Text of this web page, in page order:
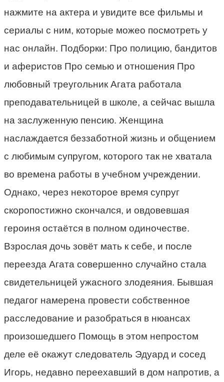
нажмите на актера и увидите все фильмы и
сериалы с ним, которые можео посмотреть у
нас онлайн. Подборки: Про полицию, бандитов
и аферистов Про семью и отношения Про
любовный треугольник Агата работала
преподавательницей в школе, а сейчас вышла
на заслуженную пенсию. Женщина
наслаждается беззаботной жизнь и общением
с любимым супругом, которого так не хватала
во времена работы в учебном учреждении.
Однако, через некоторое время супруг
скоропостижно скончался, и овдовевшая
героиня остаётся в полном одиночестве.
Взрослая дочь зовёт мать к себе, и после
переезда Агата совершенно случайно стала
свидетельницей ужасного злодеяния. Бывшая
педагог намерена провести собственное
расследование и разобраться в нюансах
произошедшего Помощь в этом непростом
деле её окажут следователь Эдуард и сосед
Игорь, недавно переехавший в дом напротив, а